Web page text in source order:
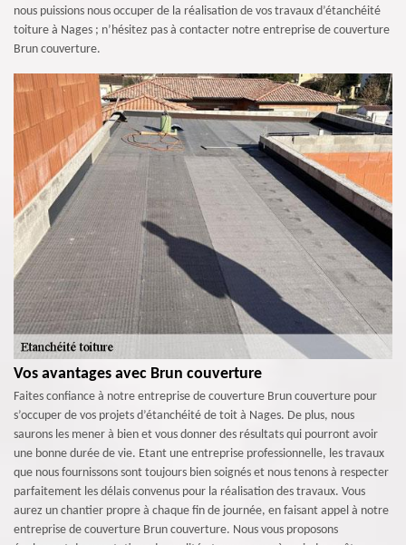
nous puissions nous occuper de la réalisation de vos travaux d’étanchéité
toiture à Nages ; n’hésitez pas à contacter notre entreprise de couverture
Brun couverture.
Vos avantages avec Brun couverture
Faites confiance à notre entreprise de couverture Brun couverture pour
s’occuper de vos projets d’étanchéité de toit à Nages. De plus, nous
saurons les mener à bien et vous donner des résultats qui pourront avoir
une bonne durée de vie. Etant une entreprise professionnelle, les travaux
que nous fournissons sont toujours bien soignés et nous tenons à respecter
parfaitement les délais convenus pour la réalisation des travaux. Vous
aurez un chantier propre à chaque fin de journée, en faisant appel à notre
entreprise de couverture Brun couverture. Nous vous proposons